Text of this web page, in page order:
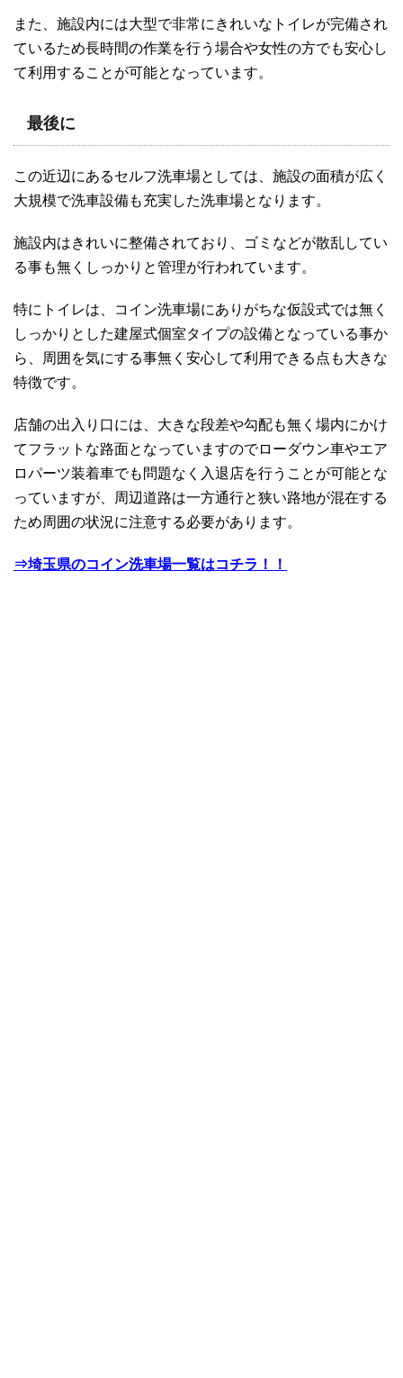
また、施設内には大型で非常にきれいなトイレが完備され
ているため長時間の作業を行う場合や女性の方でも安心し
て利用することが可能となっています。
最後に
この近辺にあるセルフ洗車場としては、施設の面積が広く
大規模で洗車設備も充実した洗車場となります。
施設内はきれいに整備されており、ゴミなどが散乱してい
る事も無くしっかりと管理が行われています。
特にトイレは、コイン洗車場にありがちな仮設式では無く
しっかりとした建屋式個室タイプの設備となっている事か
ら、周囲を気にする事無く安心して利用できる点も大きな
特徴です。
店舗の出入り口には、大きな段差や勾配も無く場内にかけ
てフラットな路面となっていますのでローダウン車やエア
ロパーツ装着車でも問題なく入退店を行うことが可能とな
っていますが、周辺道路は一方通行と狭い路地が混在する
ため周囲の状況に注意する必要があります。
⇒埼玉県のコイン洗車場一覧はコチラ！！